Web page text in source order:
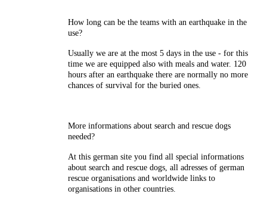
How long can be the teams with an earthquake in the
use?
Usually we are at the most 5 days in the use - for this
time we are equipped also with meals and water. 120
hours after an earthquake there are normally no more
chances of survival for the buried ones.
More informations about search and rescue dogs
needed?
At this german site you find all special informations
about search and rescue dogs, all adresses of german
rescue organisations and worldwide links to
organisations in other countries.